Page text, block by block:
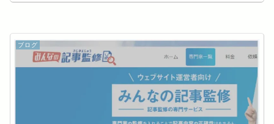
ブログ